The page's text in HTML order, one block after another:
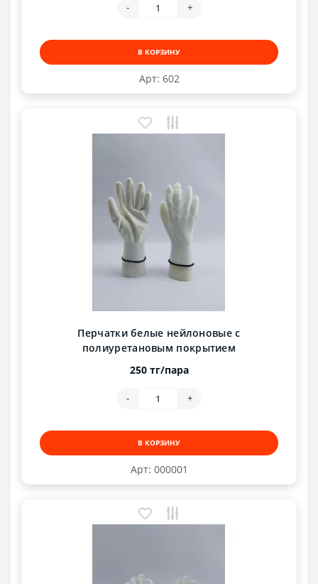
Арт: 602
- +
В КОРЗИНУ
Арт: 000001
Перчатки белые нейлоновые с
полиуретановым покрытием
250 тг/пара
- +
В КОРЗИНУ